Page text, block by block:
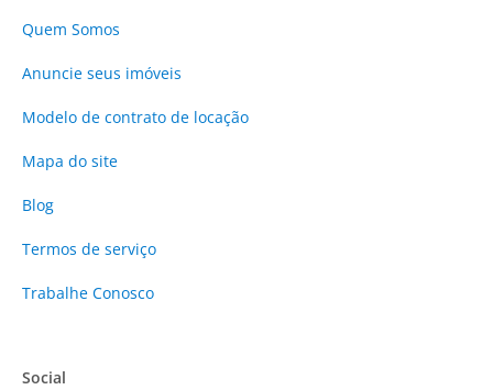
Quem Somos
Anuncie seus imóveis
Modelo de contrato de locação
Mapa do site
Blog
Termos de serviço
Trabalhe Conosco
Social